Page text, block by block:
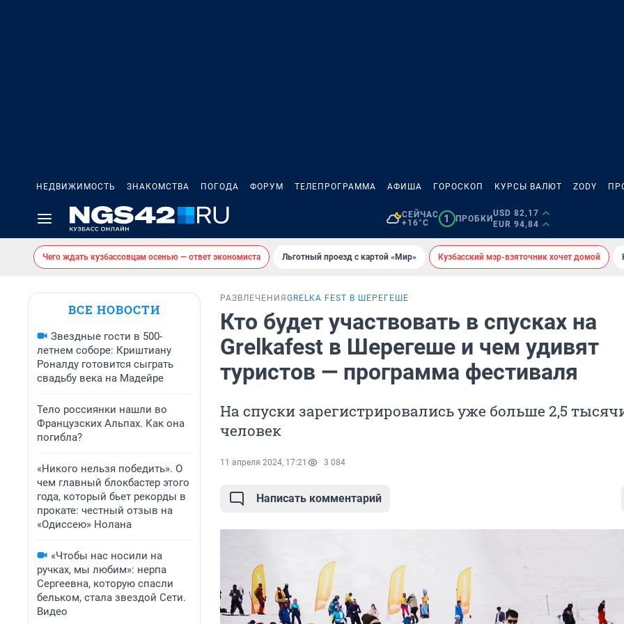
НЕДВИЖИМОСТЬ ЗНАКОМСТВА ПОГОДА ФОРУМ ТЕЛЕПРОГРАММА АФИША ГОРОСКОП КУРСЫ ВАЛЮТ ZODY
СЕЙЧАС
+16°C
1 ПРОБКИ
USD 82,17
EUR 94,84
Чего ждать кузбассовцам осенью — ответ экономиста Льготный проезд с картой «Мир» Кузбасский мэр-взяточник хочет домой
ВСЕ НОВОСТИ
Звездные гости в 500-
летнем соборе: Криштиану
Роналду готовится сыграть
свадьбу века на Мадейре
Тело россиянки нашли во
Французских Альпах. Как она
погибла?
«Никого нельзя победить». О
чем главный блокбастер этого
года, который бьет рекорды в
прокате: честный отзыв на
«Одиссею» Нолана
«Чтобы нас носили на
ручках, мы любим»: нерпа
Сергеевна, которую спасли
бельком, стала звездой Сети.
Видео
РАЗВЛЕЧЕНИЯ GRELKA FEST В ШЕРЕГЕШЕ
Кто будет участвовать в спусках на
Grelkafest в Шерегеше и чем удивят
туристов — программа фестиваля
На спуски зарегистрировались уже больше 2,5
человек
11 апреля 2024, 17:21 3 084
Написать комментарий